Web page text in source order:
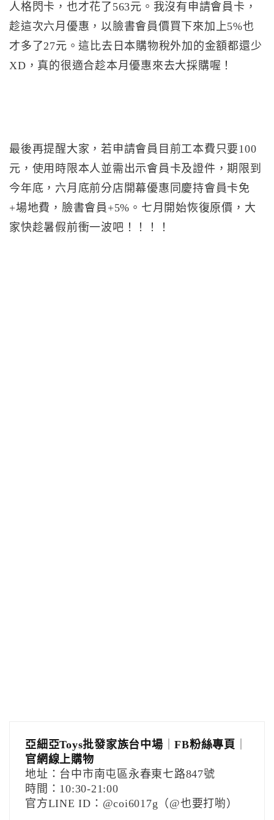
人格閃卡，也才花了563元。我沒有申請會員卡，
趁這次六月優惠，以臉書會員價買下來加上5%也
才多了27元。這比去日本購物稅外加的金額都還少
XD，真的很適合趁本月優惠來去大採購喔！
最後再提醒大家，若申請會員目前工本費只要100
元，使用時限本人並需出示會員卡及證件，期限到
今年底，六月底前分店開幕優惠同慶持會員卡免
+場地費，臉書會員+5%。七月開始恢復原價，大
家快趁暑假前衝一波吧！！！！
亞細亞Toys批發家族台中場 ｜FB粉絲專頁
官網線上購物
地址：台中市南屯區永春東七路847號
時間：10:30-21:00
官方LINE ID：@coi6017g（@也要打喲）